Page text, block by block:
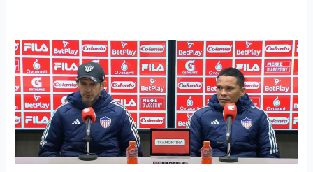
“Hay
que
trabajar
y
mantenernos
unidos”:
Arturo
Reyes